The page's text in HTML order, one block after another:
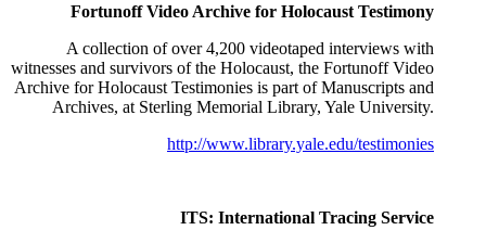
Fortunoff Video Archive for Holocaust Testimony
A collection of over 4,200 videotaped interviews with
witnesses and survivors of the Holocaust, the Fortunoff Video
Archive for Holocaust Testimonies is part of Manuscripts and
Archives, at Sterling Memorial Library, Yale University.
http://www.library.yale.edu/testimonies
ITS: International Tracing Service